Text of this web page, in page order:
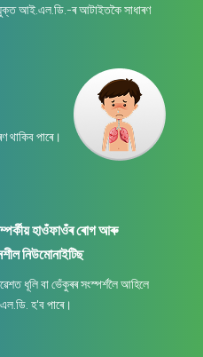
আই.এল.ডি.-ৰ আটাইতকৈ সাধাৰণ
থাকিব পাৰে।
হাওঁফাওঁৰ ৰোগ আৰু
নিউমোনাইটিছ
ধূলি বা ভেঁকুৰৰ সংস্পৰ্শলৈ আহিলে
হ'ব পাৰে।